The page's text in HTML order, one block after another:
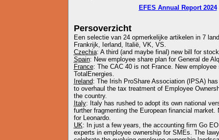
EFES Annual Report 2024
Persoverzicht
Een selectie van 24 opmerkelijke artikelen in 7
Frankrijk, Ierland, Italië, VK, VS.
Czechia: A third (and maybe final) new bill for
Spain: New employee share plan for General de
France: The CAC 40 is not France. New
TotalEnergies.
Ireland: The Irish ProShare Association (IPSA)
to overhaul the tax treatment of Employee
the country.
Italy: Italy has rushed to adopt its own national
further fragmenting the European financial
for Leonardo.
UK: In just a few years, the accounting firm Go
experts in employee ownership for SMEs. The